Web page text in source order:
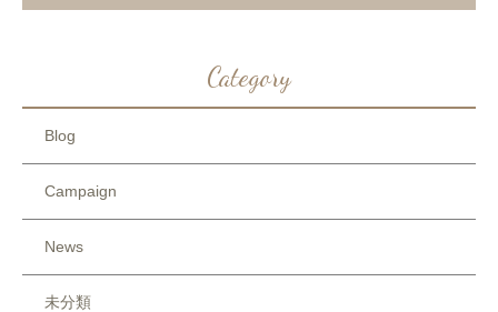
Category
Blog
Campaign
News
未分類